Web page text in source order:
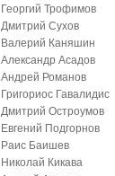
Георгий Трофимов
Дмитрий Сухов
Валерий Каняшин
Александр Асадов
Андрей Романов
Григориос Гавалидис
Дмитрий Остроумов
Евгений Подгорнов
Раис Баишев
Николай Кикава